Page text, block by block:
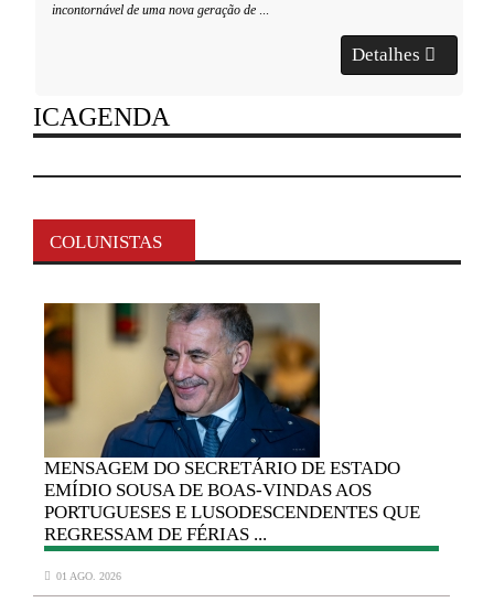
incontornável de uma nova geração de ...
Detalhes
ICAGENDA
COLUNISTAS
MENSAGEM DO SECRETÁRIO DE ESTADO
EMÍDIO SOUSA DE BOAS-VINDAS AOS
PORTUGUESES E LUSODESCENDENTES QUE
REGRESSAM DE FÉRIAS ...
01 AGO. 2026